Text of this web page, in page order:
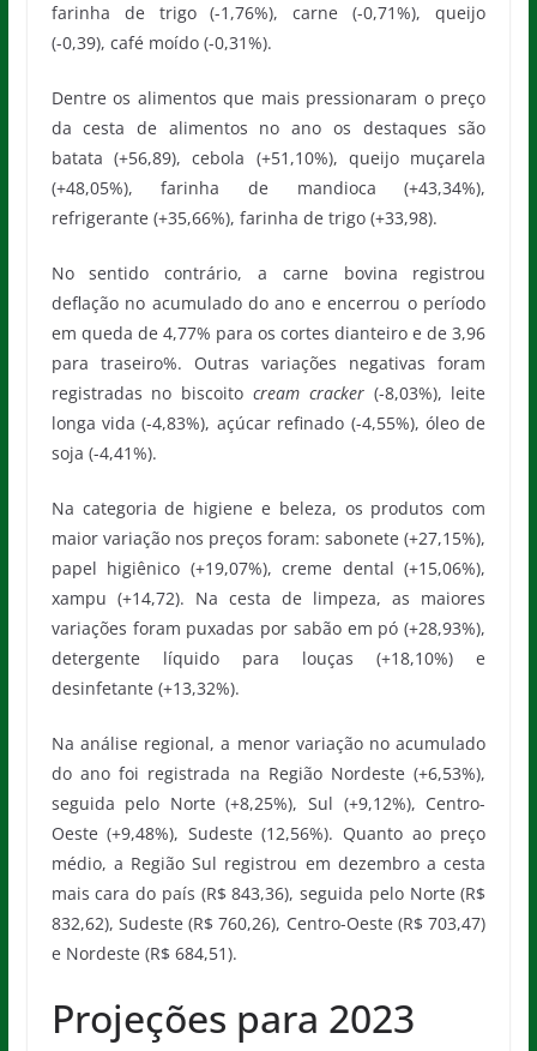
farinha de trigo (-1,76%), carne (-0,71%), queijo
(-0,39), café moído (-0,31%).
Dentre os alimentos que mais pressionaram o preço
da cesta de alimentos no ano os destaques são
batata (+56,89), cebola (+51,10%), queijo muçarela
(+48,05%), farinha de mandioca (+43,34%),
refrigerante (+35,66%), farinha de trigo (+33,98).
No sentido contrário, a carne bovina registrou
deflação no acumulado do ano e encerrou o período
em queda de 4,77% para os cortes dianteiro e de 3,96
para traseiro%. Outras variações negativas foram
registradas no biscoito cream cracker (-8,03%), leite
longa vida (-4,83%), açúcar refinado (-4,55%), óleo de
soja (-4,41%).
Na categoria de higiene e beleza, os produtos com
maior variação nos preços foram: sabonete (+27,15%),
papel higiênico (+19,07%), creme dental (+15,06%),
xampu (+14,72). Na cesta de limpeza, as maiores
variações foram puxadas por sabão em pó (+28,93%),
detergente líquido para louças (+18,10%) e
desinfetante (+13,32%).
Na análise regional, a menor variação no acumulado
do ano foi registrada na Região Nordeste (+6,53%),
seguida pelo Norte (+8,25%), Sul (+9,12%), Centro-
Oeste (+9,48%), Sudeste (12,56%). Quanto ao preço
médio, a Região Sul registrou em dezembro a cesta
mais cara do país (R$ 843,36), seguida pelo Norte (R$
832,62), Sudeste (R$ 760,26), Centro-Oeste (R$ 703,47)
e Nordeste (R$ 684,51).
Projeções para 2023